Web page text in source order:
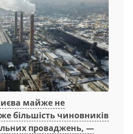
майже не
більшість чиновників
проваджень, —